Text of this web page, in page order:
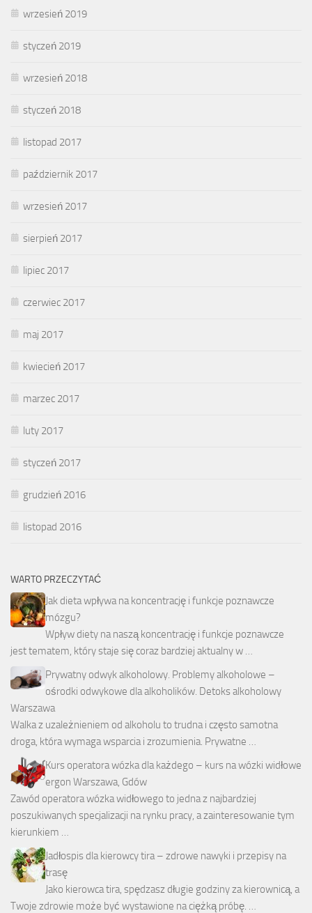
wrzesień 2019
styczeń 2019
wrzesień 2018
styczeń 2018
listopad 2017
październik 2017
wrzesień 2017
sierpień 2017
lipiec 2017
czerwiec 2017
maj 2017
kwiecień 2017
marzec 2017
luty 2017
styczeń 2017
grudzień 2016
listopad 2016
WARTO PRZECZYTAĆ
Jak dieta wpływa na koncentrację i funkcje poznawcze
mózgu?
Wpływ diety na naszą koncentrację i funkcje poznawcze
jest tematem, który staje się coraz bardziej aktualny w …
Prywatny odwyk alkoholowy. Problemy alkoholowe –
ośrodki odwykowe dla alkoholików. Detoks alkoholowy
Warszawa
Walka z uzależnieniem od alkoholu to trudna i często samotna
droga, która wymaga wsparcia i zrozumienia. Prywatne …
Kurs operatora wózka dla każdego – kurs na wózki widłowe
ergon Warszawa, Gdów
Zawód operatora wózka widłowego to jedna z najbardziej
poszukiwanych specjalizacji na rynku pracy, a zainteresowanie tym
kierunkiem …
Jadłospis dla kierowcy tira – zdrowe nawyki i przepisy na
trasę
Jako kierowca tira, spędzasz długie godziny za kierownicą, a
Twoje zdrowie może być wystawione na ciężką próbę. …